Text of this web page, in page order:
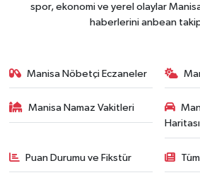
spor, ekonomi ve yerel olaylar
haberlerini anbean
Manisa Nöbetçi Eczaneler
Manisa Namaz Vakitleri
Haritası
Puan Durumu ve Fikstür